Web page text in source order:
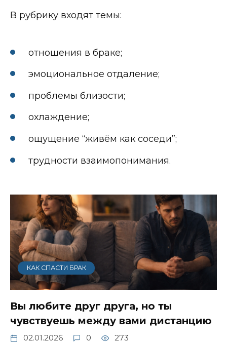
В рубрику входят темы:
отношения в браке;
эмоциональное отдаление;
проблемы близости;
охлаждение;
ощущение “живём как соседи”;
трудности взаимопонимания.
КАК СПАСТИ БРАК
Вы любите друг друга, но ты
чувствуешь между вами дистанцию
02.01.2026 0 273